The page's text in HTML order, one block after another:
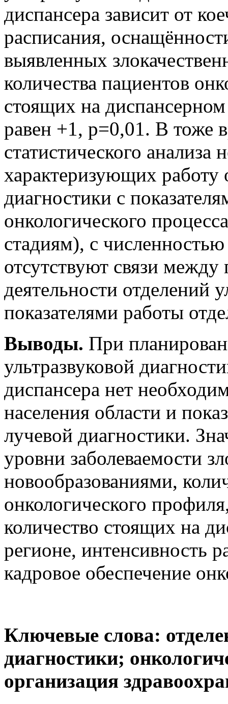
диспансера зависит от
расписания,
выявленных
количества пациентов
стоящих на
равен +1, p=0,01. В тоже
статистического анализа
характеризующих работу
диагностики с
онкологического
стадиям), с
отсутствуют связи между
деятельности отделений
показателями работы
Выводы. При
ультразвуковой
диспансера нет
населения области и
лучевой диагностики.
уровни заболеваемости
новообразованиями,
онкологического
количество стоящих на
регионе, интенсивность
кадровое обеспечение
Ключевые слова:
диагностики;
организация